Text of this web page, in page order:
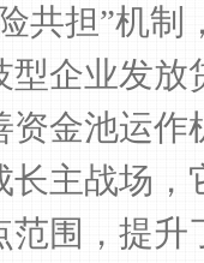
共担”机
型企业发
金池运
主战场
围，提